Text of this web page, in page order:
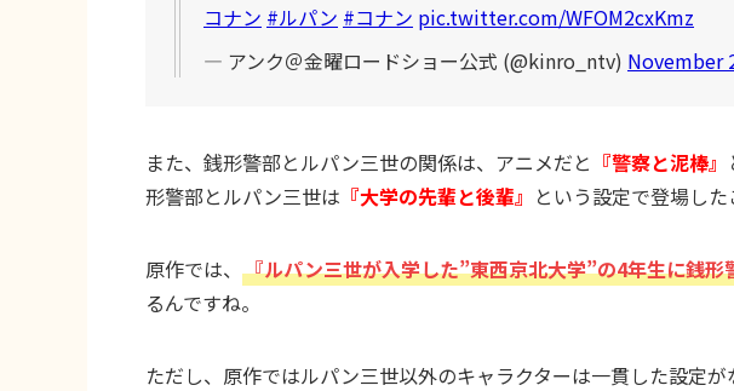
コナン #ルパン #コナン pic.twitter.com/WFOM2cxKmz
— アンク＠金曜ロードショー公式 (@kinro_ntv) November
また、銭形警部とルパン三世の関係は、アニメだと 『警察と泥棒』
形警部とルパン三世は 『大学の先輩と後輩』 という設定で登場した
原作では、 『ルパン三世が入学した”東西京北大学”の4年生に銭形
るんですね。
ただし、原作ではルパン三世以外のキャラクターは一貫した設定